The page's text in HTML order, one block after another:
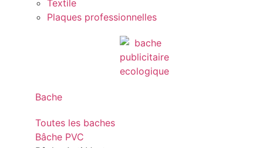
Textile
Plaques professionnelles
Bache
Toutes les baches
Bâche PVC